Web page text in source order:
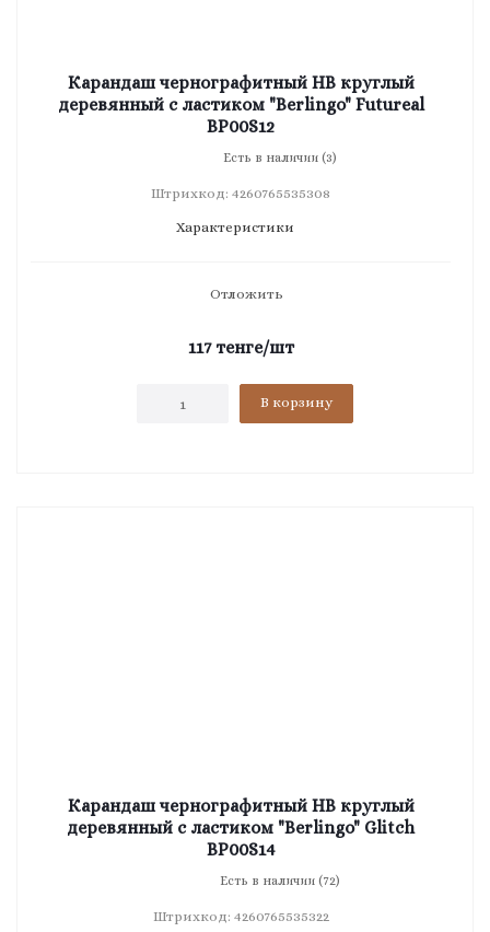
Карандаш чернографитный HB круглый
деревянный с ластиком "Berlingo" Futureal
BP00S12
Есть в наличии (3)
Штрихкод: 4260765535308
Характеристики
Отложить
117тенге/шт
В корзину
Карандаш чернографитный HB круглый
деревянный с ластиком "Berlingo" Glitch
BP00S14
Есть в наличии (72)
Штрихкод: 4260765535322